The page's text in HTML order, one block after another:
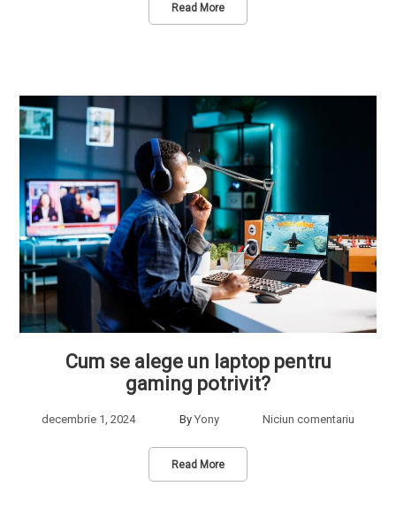
Read More
Cum se alege un laptop pentru
gaming potrivit?
decembrie 1, 2024 By Yony Niciun comentariu
Read More